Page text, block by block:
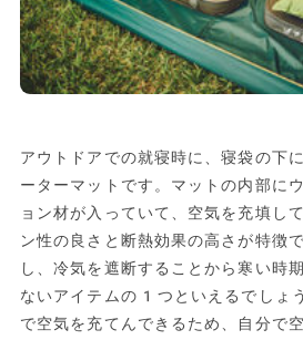
アウトドアでの就寝時に、寝袋の下
ーターマットです。マットの内部に
ョン材が入っていて、空気を充填し
ン性の良さと断熱効果の高さが特徴
し、冷気を遮断することから寒い時
ないアイテムの1つといえるでしょ
で空気を充てんできるため、自分で